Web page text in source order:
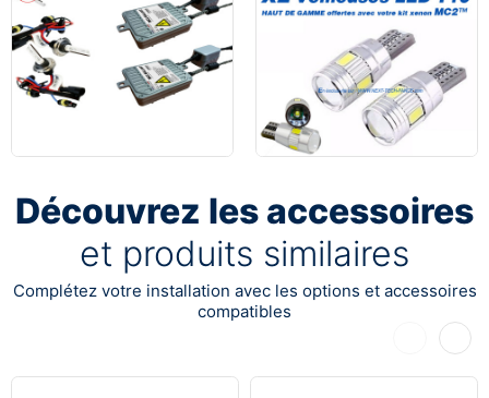
Découvrez les accessoires
et produits similaires
Complétez votre installation avec les options et accessoires
compatibles
Précédent